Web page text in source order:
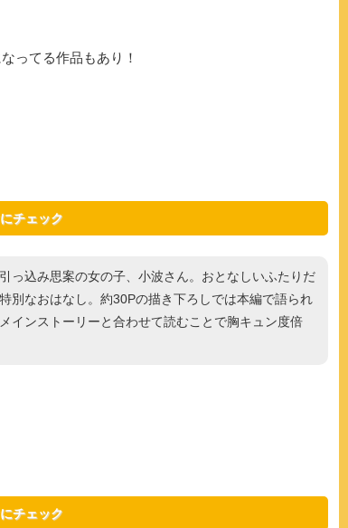
ってる作品もあり！
チェック
っ込み思案の女の子、小波さん。おとなしいふたりだ
なおはなし。約30Pの描き下ろしでは本編で語られ
ンストーリーと合わせて読むことで胸キュン度倍
チェック